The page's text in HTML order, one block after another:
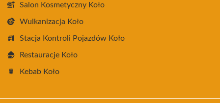
Salon Kosmetyczny Koło
Wulkanizacja Koło
Stacja Kontroli Pojazdów Koło
Restauracje Koło
Kebab Koło